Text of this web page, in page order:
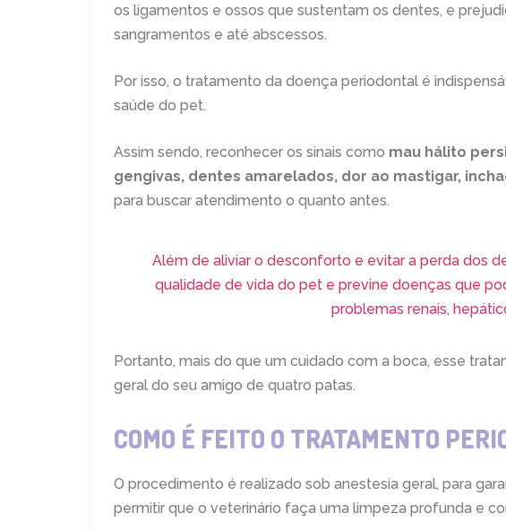
os ligamentos e ossos que sustentam os dentes, e
sangramentos e até abscessos.
Por isso, o tratamento da doença periodontal é
saúde do pet.
Assim sendo, reconhecer os sinais como mau hálito
gengivas, dentes amarelados, dor ao mastigar,
para buscar atendimento o quanto antes.
Além de aliviar o desconforto e evitar a perda dos
qualidade de vida do pet e previne doenças que
problemas renais,
Portanto, mais do que um cuidado com a boca, esse
geral do seu amigo de quatro patas.
COMO É FEITO O TRATAMENTO
O procedimento é realizado sob anestesia geral, para
permitir que o veterinário faça uma limpeza profunda e